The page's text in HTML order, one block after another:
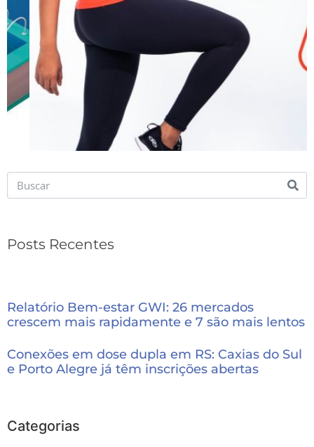
Posts Recentes
Relatório Bem-estar GWI: 26 mercados
crescem mais rapidamente e 7 são mais lentos
Conexões em dose dupla em RS: Caxias do Sul
e Porto Alegre já têm inscrições abertas
Categorias